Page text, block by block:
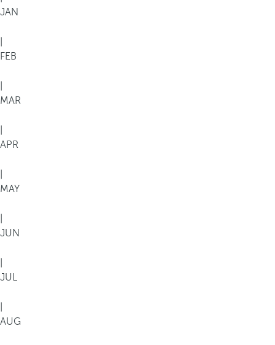
JAN
FEB
MAR
APR
MAY
JUN
JUL
AUG